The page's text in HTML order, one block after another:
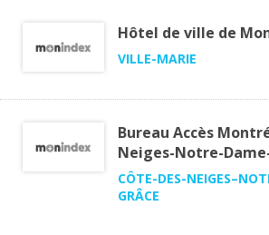
Hôtel de ville de
VILLE-MARIE
Bureau Accès
Neiges-Notre-
CÔTE-DES-
GRÂCE